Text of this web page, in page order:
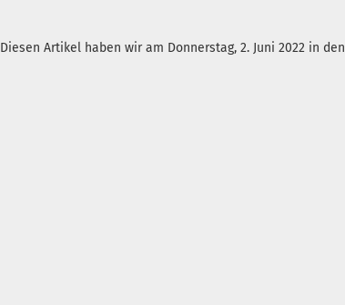
Diesen Artikel haben wir am Donnerstag, 2. Juni 2022 in